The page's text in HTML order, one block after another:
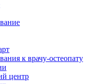
к врачу-остеопату
центр